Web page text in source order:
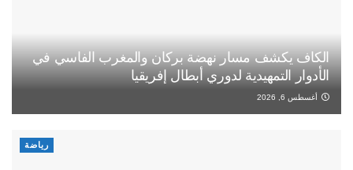
الكاف يكشف مسار نهضة بركان والمغرب الفاسي في
الأدوار التمهيدية لدوري أبطال إفريقيا
أغسطس 6, 2026
رياضة